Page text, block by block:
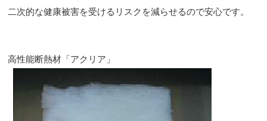
二次的な健康被害を受けるリスクを減らせるので安心です。
高性能断熱材「アクリア」